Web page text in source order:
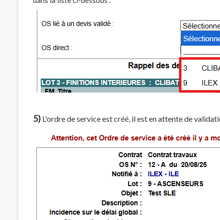
5) L'ordre de service est créé, il est en attente de